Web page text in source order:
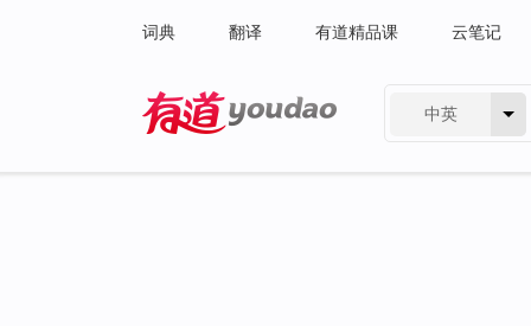
词典 翻译 有道精品课 云笔记
中英